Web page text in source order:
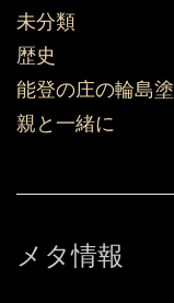
未分類
歴史
能登の庄の輪島塗
親と一緒に
メタ情報